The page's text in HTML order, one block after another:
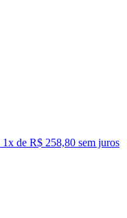
1x de R$ 258,80 sem juros